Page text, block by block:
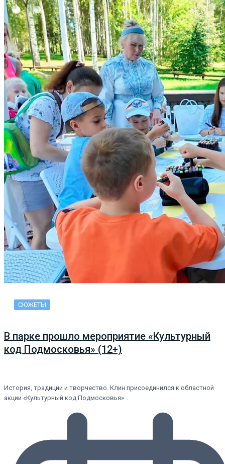
СЮЖЕТЫ
В парке прошло мероприятие «Культурный
код Подмосковья» (12+)
История, традиции и творчество. Клин присоединился к областной
акции «Культурный код Подмосковья»